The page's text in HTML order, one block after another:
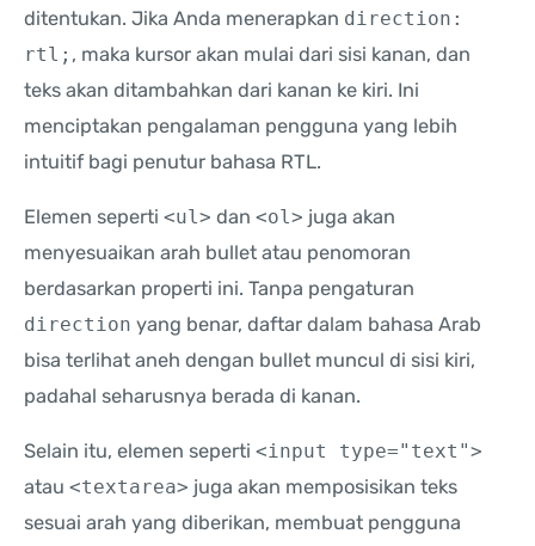
ditentukan. Jika Anda menerapkan direction:
rtl; , maka kursor akan mulai dari sisi kanan, dan
teks akan ditambahkan dari kanan ke kiri. Ini
menciptakan pengalaman pengguna yang lebih
intuitif bagi penutur bahasa RTL.
Elemen seperti <ul> dan <ol> juga akan
menyesuaikan arah bullet atau penomoran
berdasarkan properti ini. Tanpa pengaturan
direction yang benar, daftar dalam bahasa Arab
bisa terlihat aneh dengan bullet muncul di sisi kiri,
padahal seharusnya berada di kanan.
Selain itu, elemen seperti <input type="text">
atau <textarea> juga akan memposisikan teks
sesuai arah yang diberikan, membuat pengguna